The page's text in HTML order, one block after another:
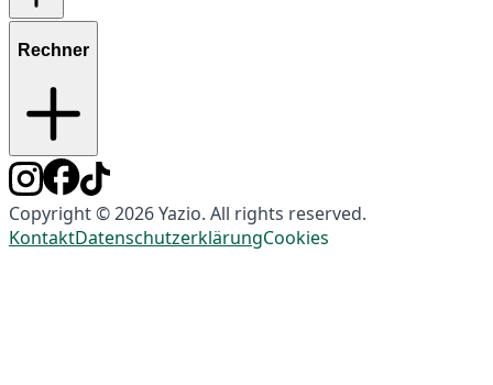
Rechner
Copyright © 2026 Yazio. All rights reserved.
KontaktDatenschutzerklärungCookies